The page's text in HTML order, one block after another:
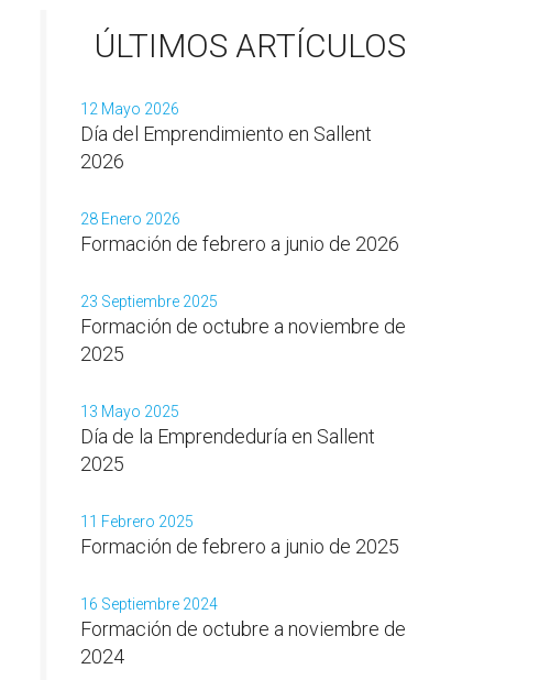
ÚLTIMOS ARTÍCULOS
12 Mayo 2026
Día del Emprendimiento en Sallent
2026
28 Enero 2026
Formación de febrero a junio de 2026
23 Septiembre 2025
Formación de octubre a noviembre de
2025
13 Mayo 2025
Día de la Emprendeduría en Sallent
2025
11 Febrero 2025
Formación de febrero a junio de 2025
16 Septiembre 2024
Formación de octubre a noviembre de
2024